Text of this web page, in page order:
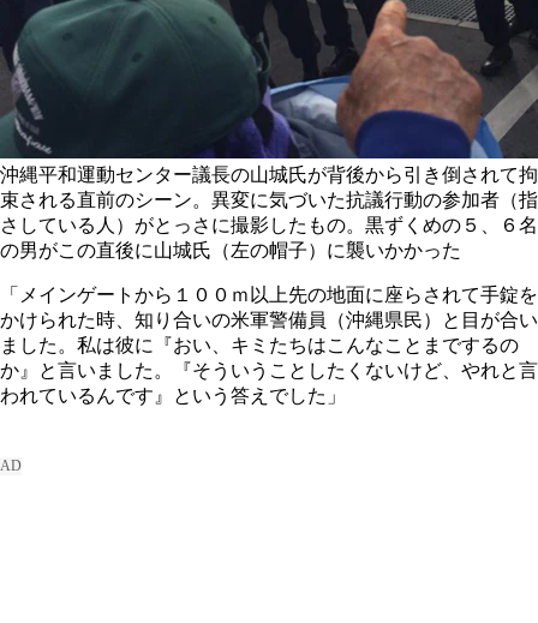
沖縄平和運動センター議長の山城氏が背後から引き倒されて拘
束される直前のシーン。異変に気づいた抗議行動の参加者（指
さしている人）がとっさに撮影したもの。黒ずくめの５、６名
の男がこの直後に山城氏（左の帽子）に襲いかかった
「メインゲートから１００ｍ以上先の地面に座らされて手錠を
かけられた時、知り合いの米軍警備員（沖縄県民）と目が合い
ました。私は彼に『おい、キミたちはこんなことまでするの
か』と言いました。『そういうことしたくないけど、やれと言
われているんです』という答えでした」